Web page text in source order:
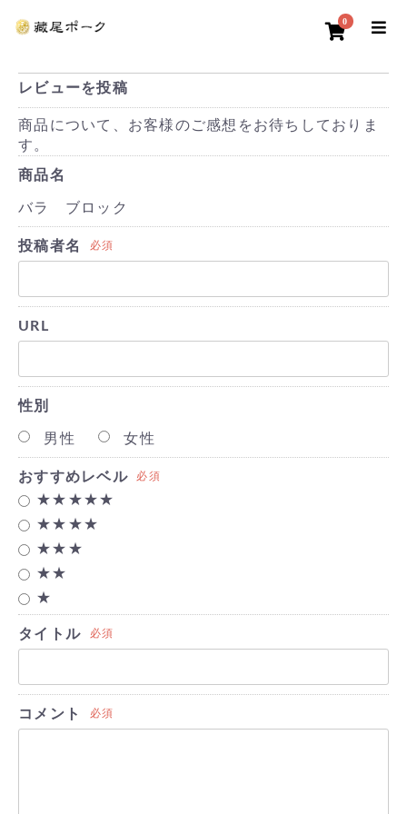
0
レビューを投稿
商品について、お客様のご感想をお待ちしておりま
す。
商品名
バラ ブロック
投稿者名 必須
URL
性別
男性 女性
おすすめレベル 必須
★★★★★
★★★★
★★★
★★
★
タイトル 必須
コメント 必須